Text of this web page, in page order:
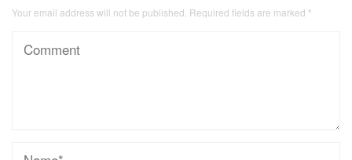
Your email address will not be published. Required fields are marked *